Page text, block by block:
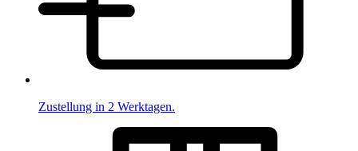
Zustellung in 2 Werktagen.